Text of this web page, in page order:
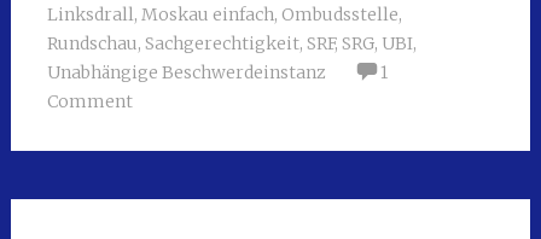
Linksdrall, Moskau einfach, Ombudsstelle,
Rundschau, Sachgerechtigkeit, SRF, SRG, UBI,
Unabhängige Beschwerdeinstanz
1
Comment